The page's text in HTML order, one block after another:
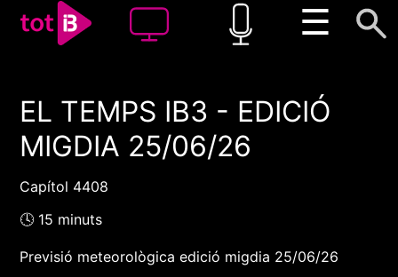
☰
00:00 00:00
1x
EL TEMPS IB3 - EDICIÓ
MIGDIA 25/06/26
Capítol 4408
🕓 15 minuts
Previsió meteorològica edició migdia 25/06/26